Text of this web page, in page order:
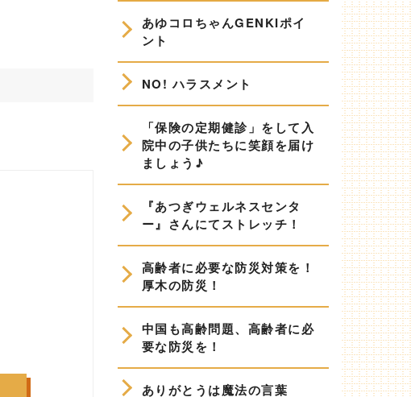
あゆコロちゃんGENKIポイ
ント
NO! ハラスメント
「保険の定期健診」をして入
院中の子供たちに笑顔を届け
ましょう♪
『あつぎウェルネスセンタ
ー』さんにてストレッチ！
高齢者に必要な防災対策を！
厚木の防災！
中国も高齢問題、高齢者に必
要な防災を！
ありがとうは魔法の言葉